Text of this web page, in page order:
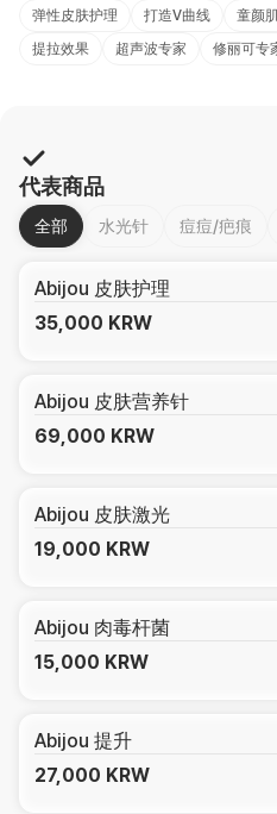
弹性皮肤护理 打造V曲线 童颜
提拉效果
超声波专家 修丽可专
代表商品
全部 水光针 痘痘/疤痕
Abijou 皮肤护理
35,000 KRW
Abijou 皮肤营养针
69,000 KRW
Abijou 皮肤激光
19,000 KRW
Abijou 肉毒杆菌
15,000 KRW
Abijou 提升
27,000 KRW